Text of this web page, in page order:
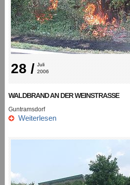
28 / Juli
2006
WALDBRAND AN DER WEINSTRASSE
Guntramsdorf
Weiterlesen